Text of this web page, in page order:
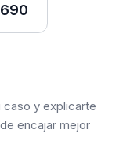
caso y explicarte
encajar mejor